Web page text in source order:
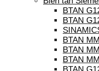
BTAN
BTAN
BTAN
BTAN
BTAN